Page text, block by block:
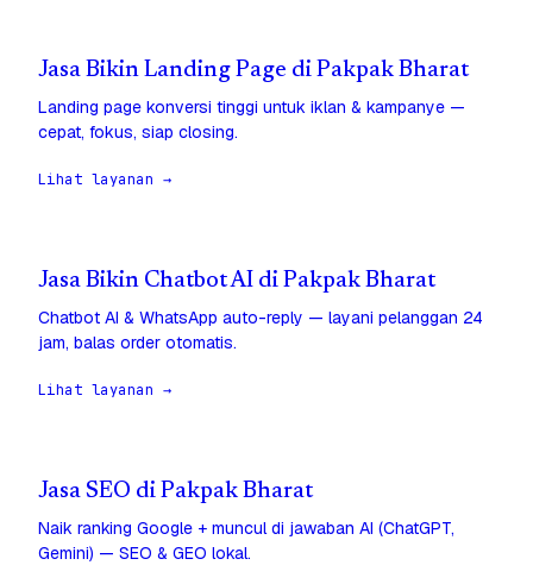
Jasa Bikin Landing Page di Pakpak Bharat
Landing page konversi tinggi untuk iklan & kampanye —
cepat, fokus, siap closing.
Lihat layanan →
Jasa Bikin Chatbot AI di Pakpak Bharat
Chatbot AI & WhatsApp auto-reply — layani pelanggan 24
jam, balas order otomatis.
Lihat layanan →
Jasa SEO di Pakpak Bharat
Naik ranking Google + muncul di jawaban AI (ChatGPT,
Gemini) — SEO & GEO lokal.